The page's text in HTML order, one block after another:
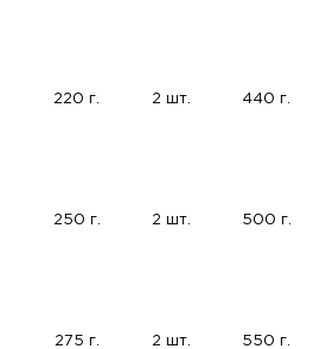
220 г. 2 шт. 440 г.
250 г. 2 шт. 500 г.
275 г. 2 шт. 550 г.